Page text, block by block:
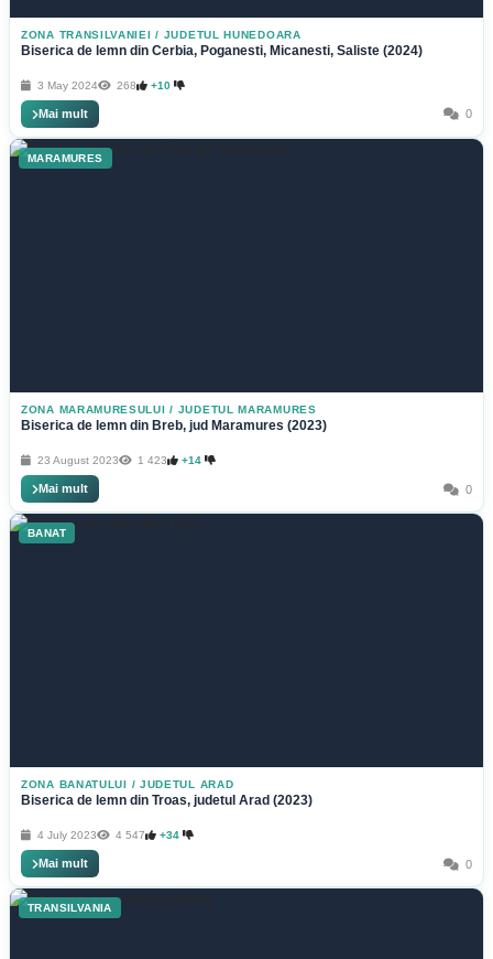
ZONA TRANSILVANIEI / JUDETUL HUNEDOARA
Biserica de lemn din Cerbia, Poganesti, Micanesti, Saliste (2024)
3 May 2024 268 +10
Mai mult 0
MARAMURES
ZONA MARAMURESULUI / JUDETUL MARAMURES
Biserica de lemn din Breb, jud Maramures (2023)
23 August 2023 1 423 +14
Mai mult 0
BANAT
ZONA BANATULUI / JUDETUL ARAD
Biserica de lemn din Troas, judetul Arad (2023)
4 July 2023 4 547 +34
Mai mult 0
TRANSILVANIA